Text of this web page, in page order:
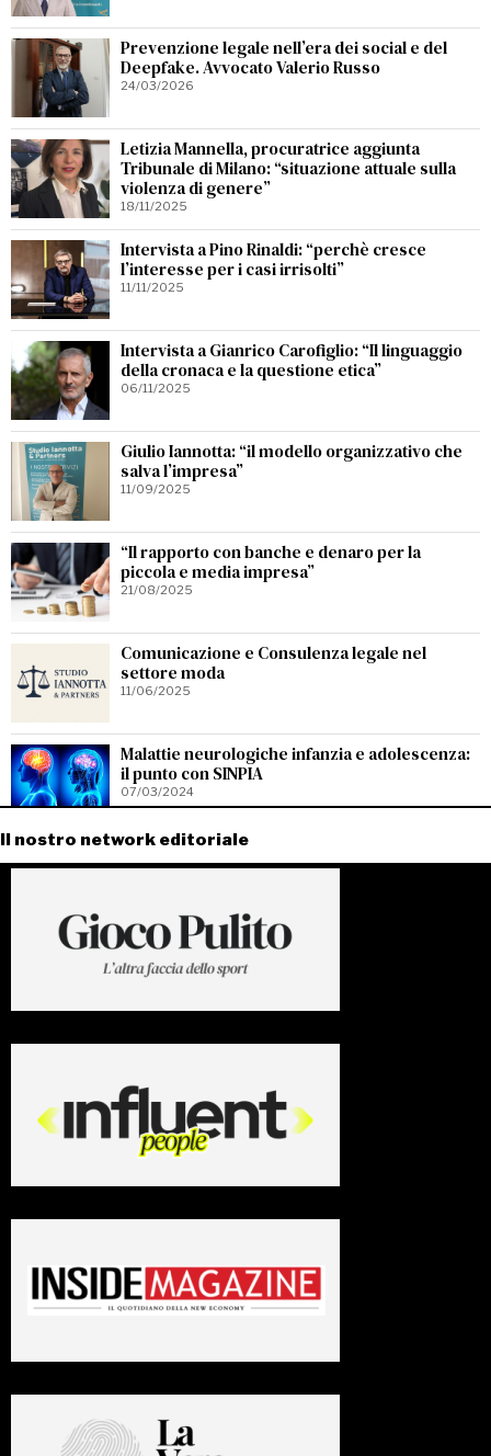
Prevenzione legale nell’era dei social e del
Deepfake. Avvocato Valerio Russo
24/03/2026
Letizia Mannella, procuratrice aggiunta
Tribunale di Milano: “situazione attuale sulla
violenza di genere”
18/11/2025
Intervista a Pino Rinaldi: “perchè cresce
l’interesse per i casi irrisolti”
11/11/2025
Intervista a Gianrico Carofiglio: “Il linguaggio
della cronaca e la questione etica”
06/11/2025
Giulio Iannotta: “il modello organizzativo che
salva l’impresa”
11/09/2025
“Il rapporto con banche e denaro per la
piccola e media impresa”
21/08/2025
Comunicazione e Consulenza legale nel
settore moda
11/06/2025
Malattie neurologiche infanzia e adolescenza:
il punto con SINPIA
07/03/2024
Il nostro network editoriale